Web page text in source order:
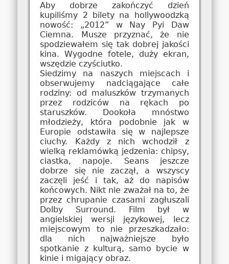
Aby dobrze zakończyć dzień
kupiliśmy 2 bilety na hollywoodzką
nowość: „2012” w Nay Pyi Daw
Ciemna. Musze przyznać, że nie
spodziewałem się tak dobrej jakości
kina. Wygodne fotele, duży ekran,
wszędzie czyściutko.
Siedzimy na naszych miejscach i
obserwujemy nadciągające całe
rodziny: od maluszków trzymanych
przez rodziców na rękach po
staruszków. Dookoła mnóstwo
młodzieży, która podobnie jak w
Europie odstawiła się w najlepsze
ciuchy. Każdy z nich wchodził z
wielką reklamówką jedzenia: chipsy,
ciastka, napoje. Seans jeszcze
dobrze się nie zaczął, a wszyscy
zaczęli jeść i tak, aż do napisów
końcowych. Nikt nie zważał na to, że
przez chrupanie czasami zagłuszali
Dolby Surround. Film był w
angielskiej wersji językowej, lecz
miejscowym to nie przeszkadzało:
dla nich najważniejsze było
spotkanie z kulturą, samo bycie w
kinie i migający obraz.